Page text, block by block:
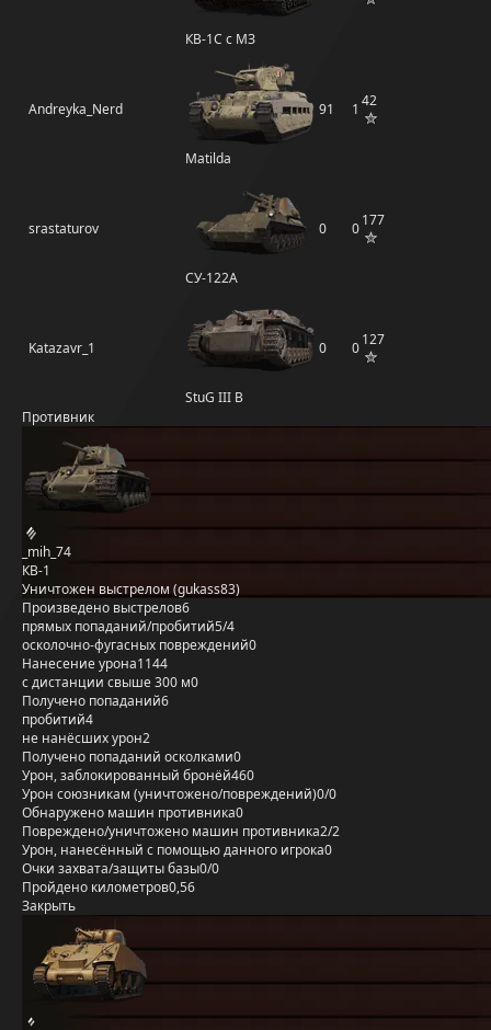
КВ-1С с МЗ
Andreyka_Nerd
Matilda
91 1 42
srastaturov
СУ-122А
0 0177
Katazavr_1
StuG III B
0 0127
Противник
_mih_74
КВ-1
Уничтожен выстрелом (gukass83)
Произведено выстрелов6
прямых попаданий/пробитий5/4
осколочно-фугасных повреждений0
Нанесение урона1144
с дистанции свыше 300 м0
Получено попаданий6
пробитий4
не нанёсших урон2
Получено попаданий осколками0
Урон, заблокированный бронёй460
Урон союзникам (уничтожено/повреждений)0/0
Обнаружено машин противника0
Повреждено/уничтожено машин противника2/2
Урон, нанесённый с помощью данного игрока0
Очки захвата/защиты базы0/0
Пройдено километров0,56
Закрыть